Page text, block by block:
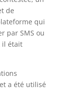
de
qui
par SMS ou
il était
a été utilisé